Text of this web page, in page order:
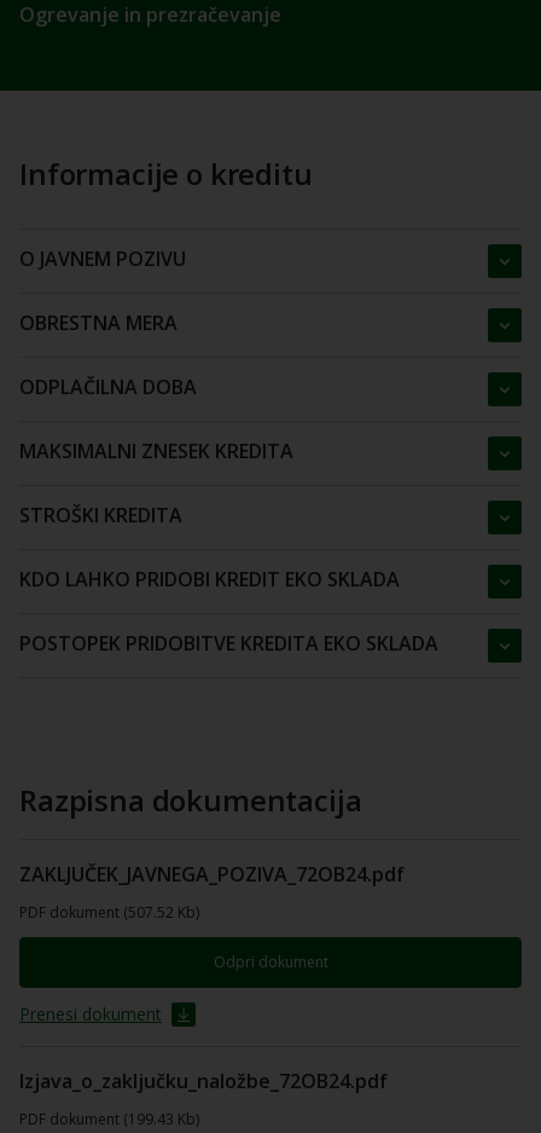
Ogrevanje in prezračevanje
Informacije o kreditu
O JAVNEM POZIVU
OBRESTNA MERA
ODPLAČILNA DOBA
MAKSIMALNI ZNESEK KREDITA
STROŠKI KREDITA
KDO LAHKO PRIDOBI KREDIT EKO SKLADA
POSTOPEK PRIDOBITVE KREDITA EKO SKLADA
Razpisna dokumentacija
ZAKLJUČEK_JAVNEGA_POZIVA_72OB24.pdf
PDF dokument (507.52 Kb)
Odpri dokument
Prenesi dokument
Izjava_o_zaključku_naložbe_72OB24.pdf
PDF dokument (199.43 Kb)